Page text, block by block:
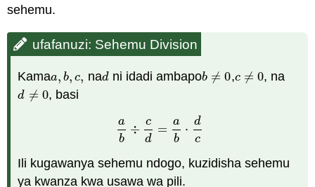
sehemu.
ufafanuzi: Sehemu Division
Kamaa, b, c,
a, b, c, nad
d ni idadi ambapob ≠ 0
b ≠0 ,c ≠ 0
c ≠0 , na
d ≠ 0
d ≠0 , basi
a
b
÷
c
d
=
a
b
⋅
d
c
a b÷ cd =a b⋅ d c
Ili kugawanya sehemu ndogo, kuzidisha sehemu
ya kwanza kwa usawa wa pili.